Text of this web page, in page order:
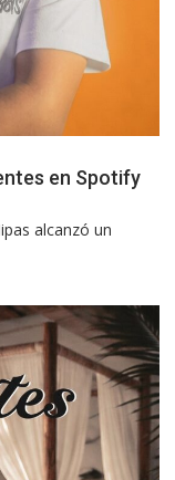
en Spotify
alcanzó un